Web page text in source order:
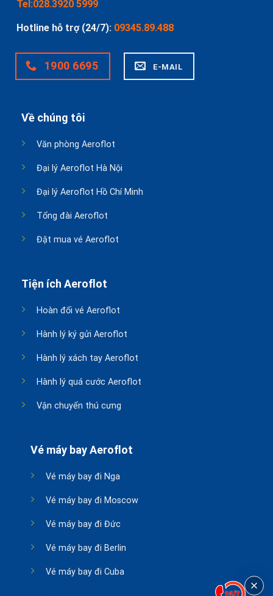
Tel:028.3920 5999
Hotline hỗ trợ (24/7): 09345.89.488
1900 6695 E-MAIL
Về chúng tôi
Văn phòng Aeroflot
Đại lý Aeroflot Hà Nội
Đại lý Aeroflot Hồ Chí Minh
Tổng đài Aeroflot
Đặt mua vé Aeroflot
Tiện ích Aeroflot
Hoàn đổi vé Aeroflot
Hành lý ký gửi Aeroflot
Hành lý xách tay Aeroflot
Hành lý quá cước Aeroflot
Vận chuyển thú cưng
Vé máy bay Aeroflot
Vé máy bay đi Nga
Vé máy bay đi Moscow
Vé máy bay đi Đức
Vé máy bay đi Berlin
Vé máy bay đi Cuba